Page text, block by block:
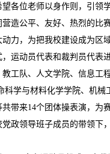
各位老师以身作则，引领
造公平、友好、热烈的比
力，为把我校建设成为区
运动员代表和裁判员代表
工队、人文学院、 信息工
科学与材料化学学院、机
带来14个团体操表演，为
政领导班子成员的带领下